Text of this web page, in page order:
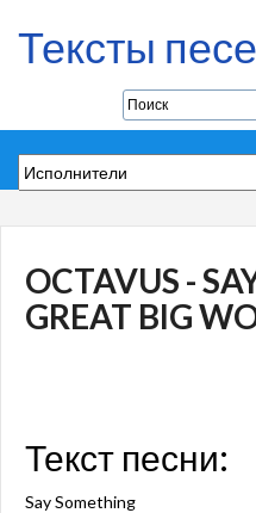
Тексты
OCTAVUS -
GREAT BIG
Текст песни:
Say Something